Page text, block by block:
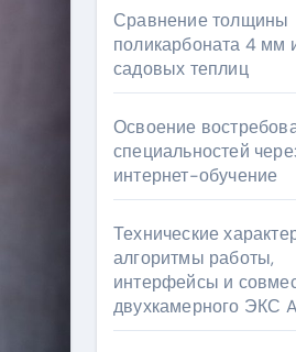
Сравнение толщины
поликарбоната 4 мм
садовых теплиц
Освоение
специальностей
интернет-обучение
Технические
алгоритмы работы,
интерфейсы и
двухкамерного ЭКС